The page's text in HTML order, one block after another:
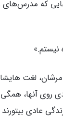
که مدرس‌های
نیستم.»
لغت
روی آنها،
زندگی عادی